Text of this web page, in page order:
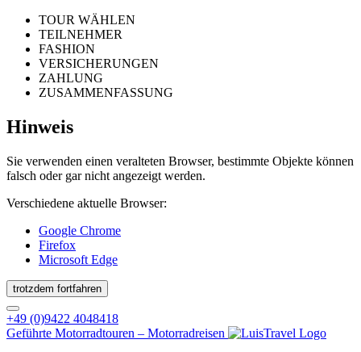
TOUR WÄHLEN
TEILNEHMER
FASHION
VERSICHERUNGEN
ZAHLUNG
ZUSAMMENFASSUNG
Hinweis
Sie verwenden einen veralteten Browser, bestimmte Objekte können
falsch oder gar nicht angezeigt werden.
Verschiedene aktuelle Browser:
Google Chrome
Firefox
Microsoft Edge
trotzdem fortfahren
+49 (0)9422 4048418
Geführte Motorradtouren – Motorradreisen